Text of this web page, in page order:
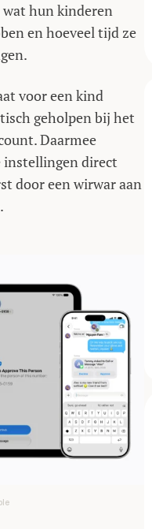
hun kinderen
en hoeveel tijd ze
voor een kind
geholpen bij het
Daarmee
direct
door een wirwar aan